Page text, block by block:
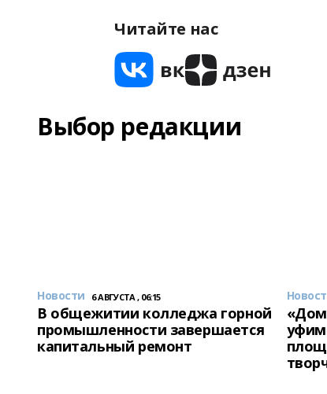
Читайте нас
Выбор редакции
Новости 6 АВГУСТА , 06:15
В общежитии колледжа горной
промышленности завершается
капитальный ремонт